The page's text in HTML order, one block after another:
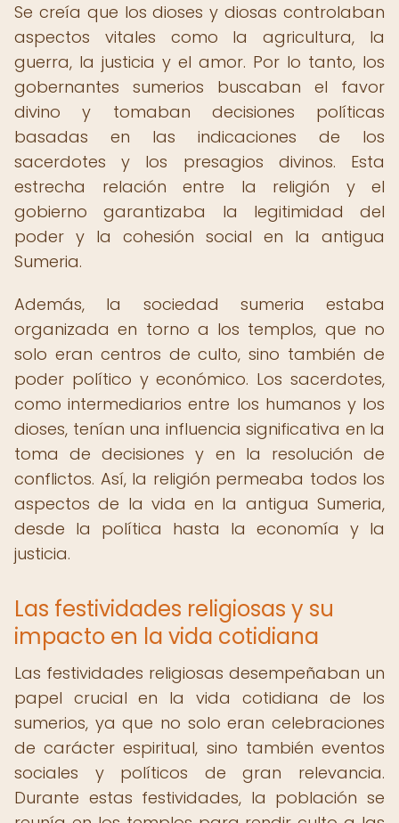
Se creía que los dioses y diosas controlaban
aspectos vitales como la agricultura, la
guerra, la justicia y el amor. Por lo tanto, los
gobernantes sumerios buscaban el favor
divino y tomaban decisiones políticas
basadas en las indicaciones de los
sacerdotes y los presagios divinos. Esta
estrecha relación entre la religión y el
gobierno garantizaba la legitimidad del
poder y la cohesión social en la antigua
Sumeria.
Además, la sociedad sumeria estaba
organizada en torno a los templos, que no
solo eran centros de culto, sino también de
poder político y económico. Los sacerdotes,
como intermediarios entre los humanos y los
dioses, tenían una influencia significativa en la
toma de decisiones y en la resolución de
conflictos. Así, la religión permeaba todos los
aspectos de la vida en la antigua Sumeria,
desde la política hasta la economía y la
justicia.
Las festividades religiosas y su
impacto en la vida cotidiana
Las festividades religiosas desempeñaban un
papel crucial en la vida cotidiana de los
sumerios, ya que no solo eran celebraciones
de carácter espiritual, sino también eventos
sociales y políticos de gran relevancia.
Durante estas festividades, la población se